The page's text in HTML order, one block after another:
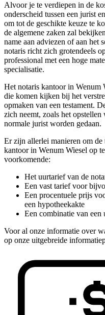
Alvoor je te verdiepen in de
onderscheid tussen een jurist
om tot de geschikte keuze te
de algemene zaken zal
name aan adviezen of aan het
notaris richt zich grotendeels
professional met een hoge
specialisatie.
Het notaris kantoor in Wenum
die komen kijken bij het
opmaken van een testament.
zich neemt, zoals het
normale jurist worden gedaan.
Er zijn allerlei manieren om
kantoor in Wenum Wiesel op
voorkomende:
Het uurtarief van de
Een vast tarief voor
Een procentuele prijs
een hypotheekakte
Een combinatie van een
Voor al onze informatie over
op onze uitgebreide